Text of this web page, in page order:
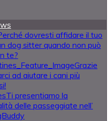
dovresti affidare il tuo
dog sitter quando non può
te?
Grazie
ad aiutare i cani più
Ti presentiamo la
delle passeggiate nell’